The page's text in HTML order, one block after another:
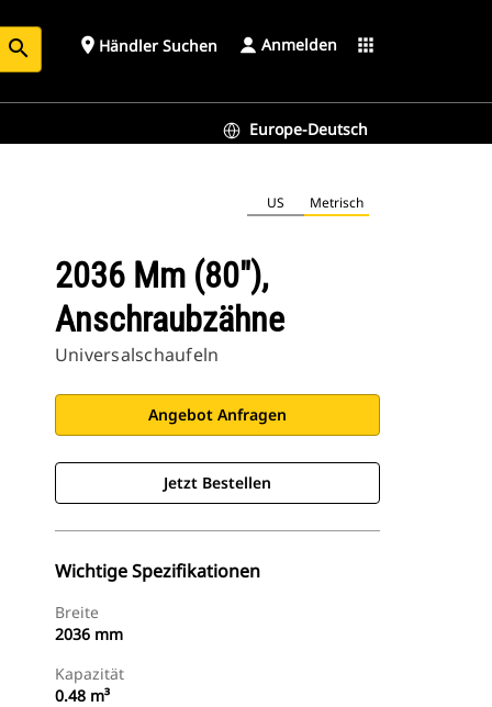
search place Händler Suchen Anmelden apps
Europe-Deutsch
US Metrisch
2036 Mm (80"),
Anschraubzähne
Universalschaufeln
Angebot Anfragen
Jetzt Bestellen
Wichtige Spezifikationen
Breite
2036 mm
Kapazität
0.48 m³